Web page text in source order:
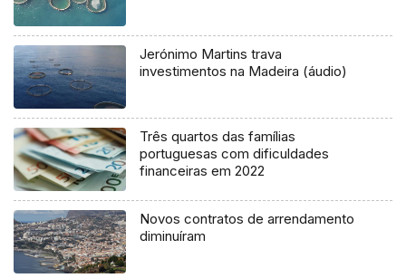
Jerónimo Martins trava
investimentos na Madeira (áudio)
Três quartos das famílias
portuguesas com dificuldades
financeiras em 2022
Novos contratos de arrendamento
diminuíram